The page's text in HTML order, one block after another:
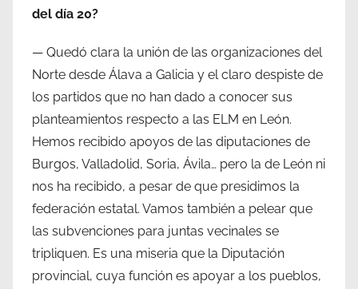
del día 20?
— Quedó clara la unión de las organizaciones del
Norte desde Álava a Galicia y el claro despiste de
los partidos que no han dado a conocer sus
planteamientos respecto a las ELM en León.
Hemos recibido apoyos de las diputaciones de
Burgos, Valladolid, Soria, Ávila… pero la de León ni
nos ha recibido, a pesar de que presidimos la
federación estatal. Vamos también a pelear que
las subvenciones para juntas vecinales se
tripliquen. Es una miseria que la Diputación
provincial, cuya función es apoyar a los pueblos,